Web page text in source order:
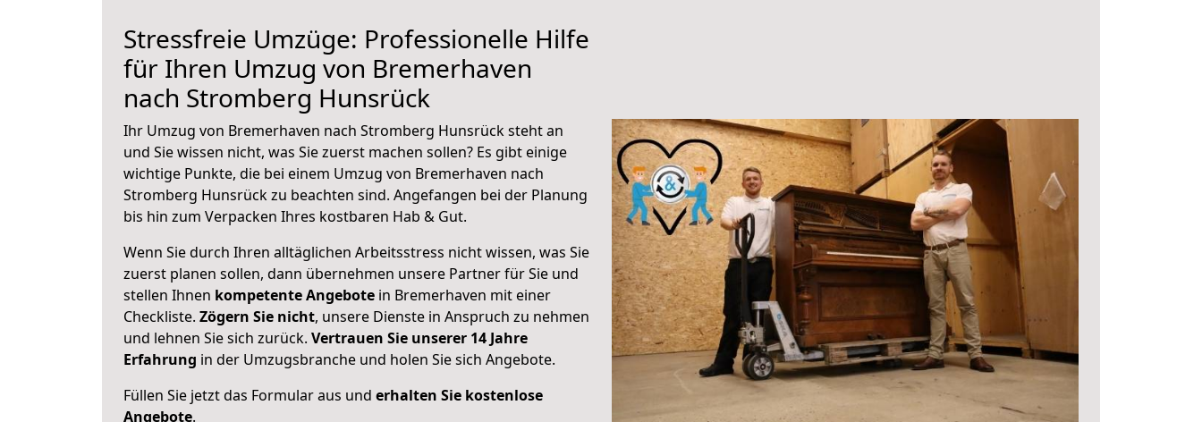
Stressfreie Umzüge: Professionelle Hilfe
für Ihren Umzug von Bremerhaven
nach Stromberg Hunsrück
Ihr Umzug von Bremerhaven nach Stromberg Hunsrück steht an
und Sie wissen nicht, was Sie zuerst machen sollen? Es gibt einige
wichtige Punkte, die bei einem Umzug von Bremerhaven nach
Stromberg Hunsrück zu beachten sind. Angefangen bei der Planung
bis hin zum Verpacken Ihres kostbaren Hab & Gut.
Wenn Sie durch Ihren alltäglichen Arbeitsstress nicht wissen, was Sie
zuerst planen sollen, dann übernehmen unsere Partner für Sie und
stellen Ihnen kompetente Angebote in Bremerhaven mit einer
Checkliste. Zögern Sie nicht, unsere Dienste in Anspruch zu nehmen
und lehnen Sie sich zurück. Vertrauen Sie unserer 14 Jahre
Erfahrung in der Umzugsbranche und holen Sie sich Angebote.
Füllen Sie jetzt das Formular aus und erhalten Sie kostenlose
Angebote.